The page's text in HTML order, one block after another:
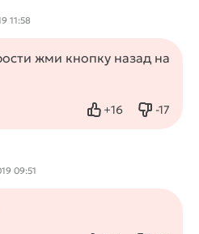
11:58
жми кнопку назад на
+16
Нравится -17
Не
09:51